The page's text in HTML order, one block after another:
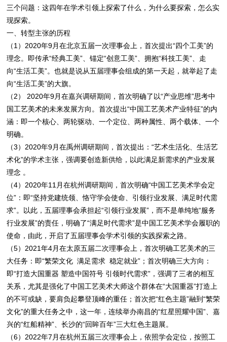
三个问题：这四年在学术引领上探索了什么，为什么要探索，怎么实
现探索。
一、转型主张的历程
（1）2020年9月在北京五届一次理事会上，首次提出“四个工美”的
理念。即传承“经典工美”、锚定“创意工美”、拥抱“科技工美”、走
向“生活工美”。也就是说从五届理事会组成的第一天起，就举起了走
向“生活工美”的大旗。
（2） 2020年9月在嘉兴调研期间，首次明确了以“产业思维”思考中
国工艺美术的未来发展方向。首次提出“中国工艺美术产业特征”的内
涵：即一个核心、两轮驱动、一个定位、两种属性、两个载体、一个
明确。
（3）2020年9月在禹州调研期间，首次提出：“艺术生活化、生活艺
术化”的学术主张，强调要创造新供给，以此满足新需求的产业发展
理念 。
（4）2020年11月在杭州调研期间，首次明确“中国工艺美术学会定
位”：即“坚持党建统领、恪守学会使命、引领行业发展、满足时代需
求”。以此，五届理事会承担起“引领行业发展”，而不是单纯地“服务
行业发展”的责任，明确了“满足时代需求”是中国工艺美术学会履职的
使命，由此，开启了五届理事会学术引领的实践探索之路。
（5）2021年4月在太原五届二次理事会上，首次明确工艺美术的三
大任务：即“繁荣文化 满足需求 稳定就业”；首次明确三大方向：
即“打造大国重器 塑造中国符号 引领时代需求”，强调了三者的相互
关系，尤其是强化了中国工艺美术大师这个群体在“大国重器”打造上
的不可或缺，要肩负起攀登顶峰的重任；首次把“红色主题”融到“繁荣
文化”的重大任务之中，这一年，连续举办南昌的“红星照耀中国”、嘉
兴的“红船精神”、长沙的“回眸百年”三大红色主题展。
（6）2022年7月在杭州五届三次理事会上，依照学会定位，按照工